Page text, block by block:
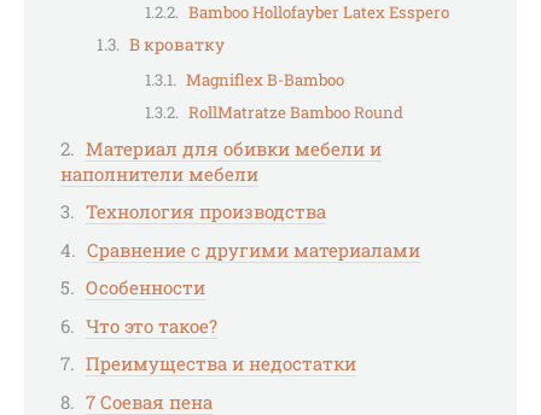
Bamboo Hollofayber Latex Esspero
В кроватку
Magniflex B-Bamboo
RollMatratze Bamboo Round
Материал для обивки мебели и
наполнители мебели
Технология производства
Сравнение с другими материалами
Особенности
Что это такое?
Преимущества и недостатки
7 Соевая пена